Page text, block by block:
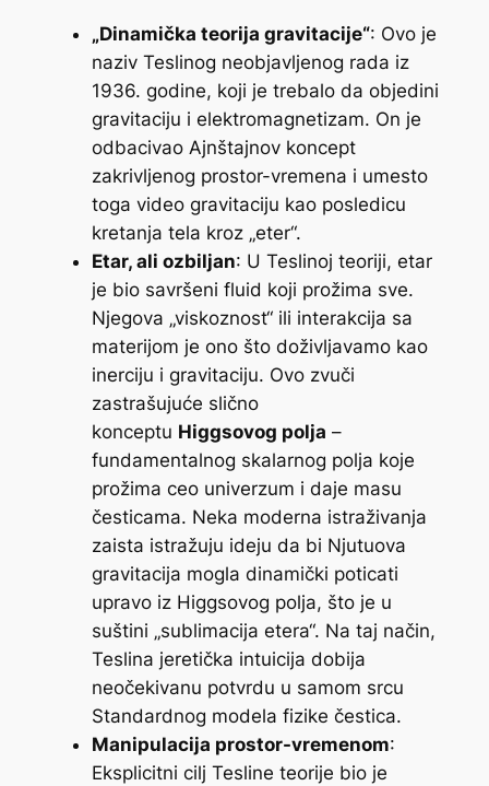
„Dinamička teorija gravitacije“: Ovo je
naziv Teslinog neobjavljenog rada iz
1936. godine, koji je trebalo da objedini
gravitaciju i elektromagnetizam. On je
odbacivao Ajnštajnov koncept
zakrivljenog prostor-vremena i umesto
toga video gravitaciju kao posledicu
kretanja tela kroz „eter“.
Etar, ali ozbiljan: U Teslinoj teoriji, etar
je bio savršeni fluid koji prožima sve.
Njegova „viskoznost“ ili interakcija sa
materijom je ono što doživljavamo kao
inerciju i gravitaciju. Ovo zvuči
zastrašujuće slično
konceptu Higgsovog polja –
fundamentalnog skalarnog polja koje
prožima ceo univerzum i daje masu
česticama. Neka moderna istraživanja
zaista istražuju ideju da bi Njutuova
gravitacija mogla dinamički poticati
upravo iz Higgsovog polja, što je u
suštini „sublimacija etera“. Na taj način,
Teslina jeretička intuicija dobija
neočekivanu potvrdu u samom srcu
Standardnog modela fizike čestica.
Manipulacija prostor-vremenom:
Eksplicitni cilj Tesline teorije bio je